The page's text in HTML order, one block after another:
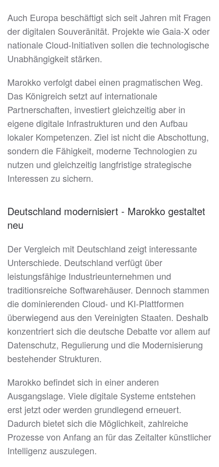
Auch Europa beschäftigt sich seit Jahren mit Fragen
der digitalen Souveränität. Projekte wie Gaia-X oder
nationale Cloud-Initiativen sollen die technologische
Unabhängigkeit stärken.
Marokko verfolgt dabei einen pragmatischen Weg.
Das Königreich setzt auf internationale
Partnerschaften, investiert gleichzeitig aber in
eigene digitale Infrastrukturen und den Aufbau
lokaler Kompetenzen. Ziel ist nicht die Abschottung,
sondern die Fähigkeit, moderne Technologien zu
nutzen und gleichzeitig langfristige strategische
Interessen zu sichern.
Deutschland modernisiert - Marokko gestaltet
neu
Der Vergleich mit Deutschland zeigt interessante
Unterschiede. Deutschland verfügt über
leistungsfähige Industrieunternehmen und
traditionsreiche Softwarehäuser. Dennoch stammen
die dominierenden Cloud- und KI-Plattformen
überwiegend aus den Vereinigten Staaten. Deshalb
konzentriert sich die deutsche Debatte vor allem auf
Datenschutz, Regulierung und die Modernisierung
bestehender Strukturen.
Marokko befindet sich in einer anderen
Ausgangslage. Viele digitale Systeme entstehen
erst jetzt oder werden grundlegend erneuert.
Dadurch bietet sich die Möglichkeit, zahlreiche
Prozesse von Anfang an für das Zeitalter künstlicher
Intelligenz auszulegen.